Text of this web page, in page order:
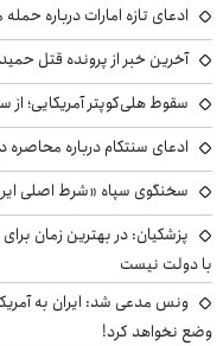
ادعای تازه امارات درباره
آخرین خبر از پرونده قتل
سقوط هلی‌کوپتر آمریکایی؛
ادعای سنتکام درباره محاصره دریایی
سخنگوی سپاه «شرط اصلی
پزشکیان‌: در بهترین زمان
با دولت نیست
ونس مدعی شد: ایران به
وضع نخواهد کرد!